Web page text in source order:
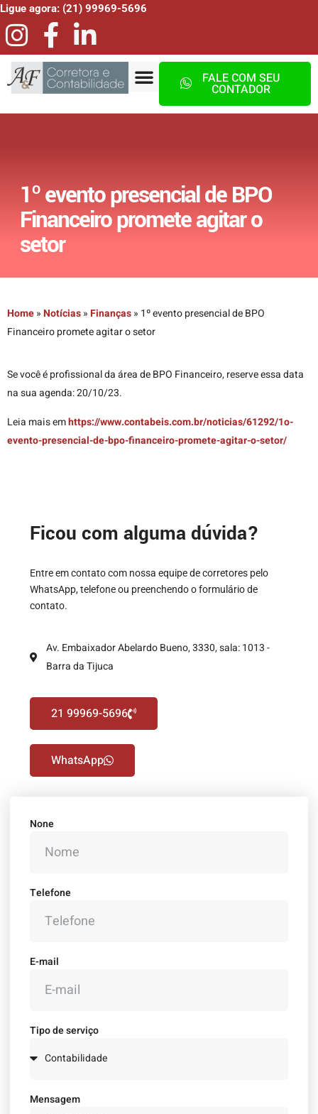
Ligue agora: (21) 99969-5696
FALE COM SEU
CONTADOR
1º evento presencial de BPO
Financeiro promete agitar o
setor
Home»Notícias»Finanças» 1º evento presencial de BPO
Financeiro promete agitar o setor
Se você é profissional da área de BPO Financeiro, reserve essa data
na sua agenda: 20/10/23.
Leia mais emhttps://www.contabeis.com.br/noticias/61292/1o-
evento-presencial-de-bpo-financeiro-promete-agitar-o-setor/
Ficou com alguma dúvida?
Entre em contato com nossa equipe de corretores pelo
WhatsApp, telefone ou preenchendo o formulário de
contato.
Av. Embaixador Abelardo Bueno, 3330, sala: 1013 -
Barra da Tijuca
21 99969-5696
WhatsApp
None
Telefone
E-mail
Tipo de serviço
Mensagem